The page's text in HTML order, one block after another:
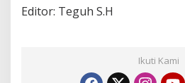
Editor: Teguh S.H
Ikuti Kami